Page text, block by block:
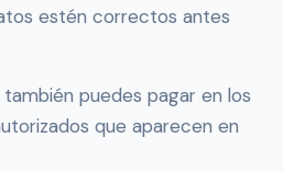
estén correctos antes
también puedes pagar en los
que aparecen en